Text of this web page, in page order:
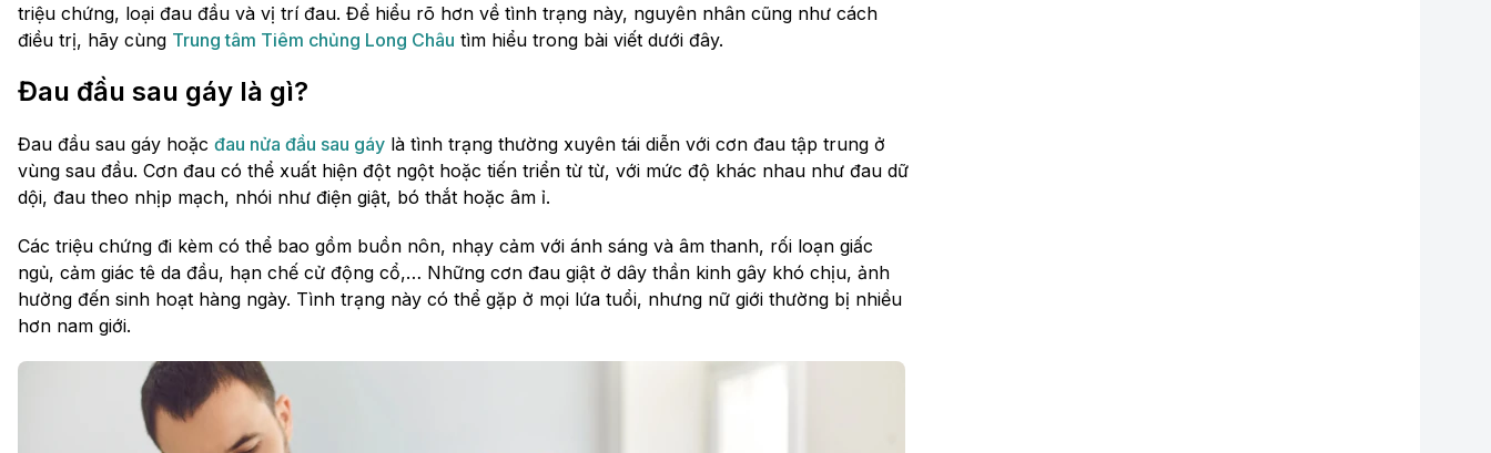
triệu chứng, loại đau đầu và vị trí đau. Để hiểu rõ hơn về tình trạng này, nguyên nhân cũng như cách
điều trị, hãy cùng Trung tâm Tiêm chủng Long Châu tìm hiểu trong bài viết dưới đây.
Đau đầu sau gáy là gì?
Đau đầu sau gáy hoặc đau nửa đầu sau gáy là tình trạng thường xuyên tái diễn với cơn đau tập trung ở
vùng sau đầu. Cơn đau có thể xuất hiện đột ngột hoặc tiến triển từ từ, với mức độ khác nhau như đau dữ
dội, đau theo nhịp mạch, nhói như điện giật, bó thắt hoặc âm ỉ.
Các triệu chứng đi kèm có thể bao gồm buồn nôn, nhạy cảm với ánh sáng và âm thanh, rối loạn giấc
ngủ, cảm giác tê da đầu, hạn chế cử động cổ,… Những cơn đau giật ở dây thần kinh gây khó chịu, ảnh
hưởng đến sinh hoạt hàng ngày. Tình trạng này có thể gặp ở mọi lứa tuổi, nhưng nữ giới thường bị nhiều
hơn nam giới.